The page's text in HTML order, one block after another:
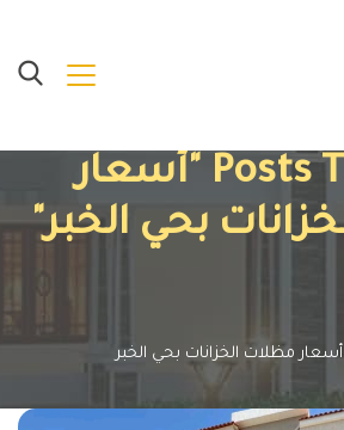
Posts Tagged "أسعار
بحي الخبر"
أسعار مظلات الخزانات بحي الخبر